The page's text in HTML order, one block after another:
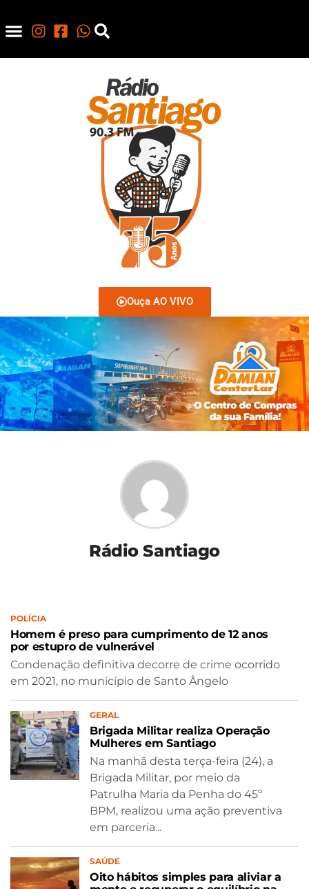
Ouça AO VIVO
Rádio Santiago
POLÍCIA
Homem é preso para cumprimento de 12 anos
por estupro de vulnerável
Condenação definitiva decorre de crime ocorrido
em 2021, no município de Santo Ângelo
GERAL
Brigada Militar realiza Operação
Mulheres em Santiago
Na manhã desta terça-feira (24), a
Brigada Militar, por meio da
Patrulha Maria da Penha do 45º
BPM, realizou uma ação preventiva
em parceria...
SAÚDE
Oito hábitos simples para aliviar a